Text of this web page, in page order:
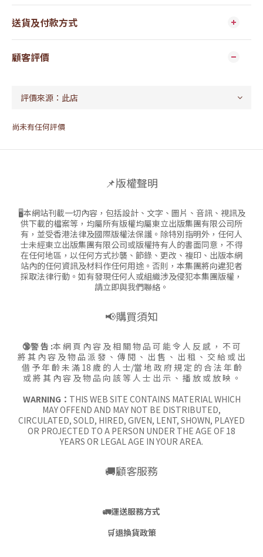
送貨及付款方式
顧客評價
尚未有任何評價
📌版權聲明
🖥本網站刊載一切內容，包括設計、文字、圖片、音訊、視訊及
供下載的檔案等，均屬所有版權均屬東立出版集團有限公司所
有，並受香港法律及國際版權法保護。除特別指明外，任何人
士未經東立出版集團有限公司或版權持有人的書面同意，不得
在任何地區，以任何方式抄襲、節錄、更改、複印、出版本網
站內的任何資訊及材料作任何用途。否則，本集團將向違犯者
採取法律行動。如有發現任何人或組織涉及侵犯本集團版權，
請立即與我們聯絡。
📢購買須知
🔞警 告 :本 網 頁 內 容 及 相 關 物 品 可 能 令 人 反 感 ， 不 可
將 其 內 容 及 物 品 派 發 、 傳 閱 、 出 售 、 出 租 、 交 給 或 出
借 予 年 齡 未 滿 18 歲 的 人 士/當 地 政 府 規 定 的 合 法 年 齡
或 將 其 內 容 及 物 品 向 該 等 人 士 出 示 、 播 放 或 放 映 。
WARNING： THIS WEB SITE CONTAINS MATERIAL WHICH
MAY OFFEND AND MAY NOT BE DISTRIBUTED,
CIRCULATED, SOLD, HIRED, GIVEN, LENT, SHOWN, PLAYED
OR PROJECTED TO A PERSON UNDER THE AGE OF 18
YEARS OR LEGAL AGE IN YOUR AREA.
🚚顧客服務
🚛運送服務方式
🛒退換貨政策